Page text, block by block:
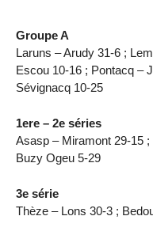
Groupe A
Laruns – Arudy 31-6 ;
Escou 10-16 ; Pontacq –
Sévignacq 10-25
1ere – 2e séries
Asasp – Miramont 29-15
Buzy Ogeu 5-29
3e série
Thèze – Lons 30-3 ;